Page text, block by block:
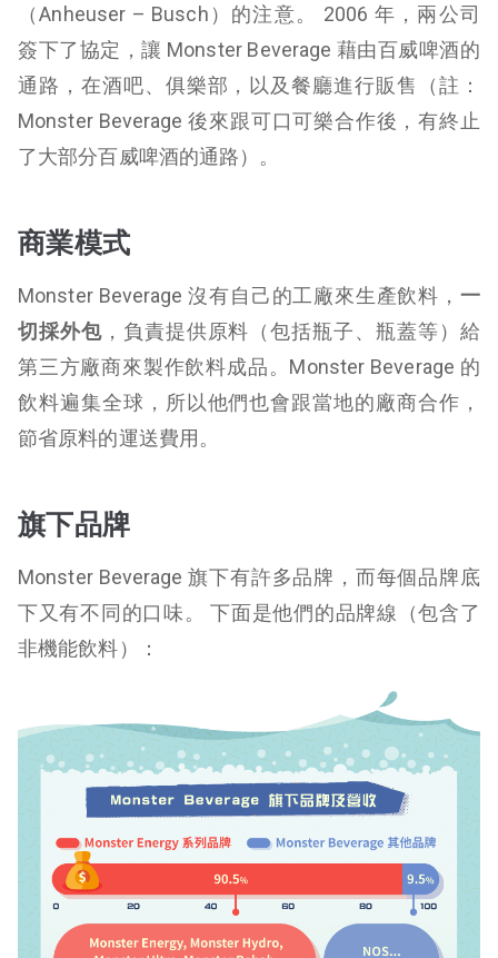
（Anheuser – Busch）的注意。 2006 年，兩公司
簽下了協定，讓 Monster Beverage 藉由百威啤酒的
通路，在酒吧、俱樂部，以及餐廳進行販售（註：
Monster Beverage 後來跟可口可樂合作後，有終止
了大部分百威啤酒的通路）。
商業模式
Monster Beverage 沒有自己的工廠來生產飲料， 一
切採外包，負責提供原料（包括瓶子、瓶蓋等）給
第三方廠商來製作飲料成品。Monster Beverage 的
飲料遍集全球，所以他們也會跟當地的廠商合作，
節省原料的運送費用。
旗下品牌
Monster Beverage 旗下有許多品牌，而每個品牌底
下又有不同的口味。 下面是他們的品牌線（包含了
非機能飲料）：